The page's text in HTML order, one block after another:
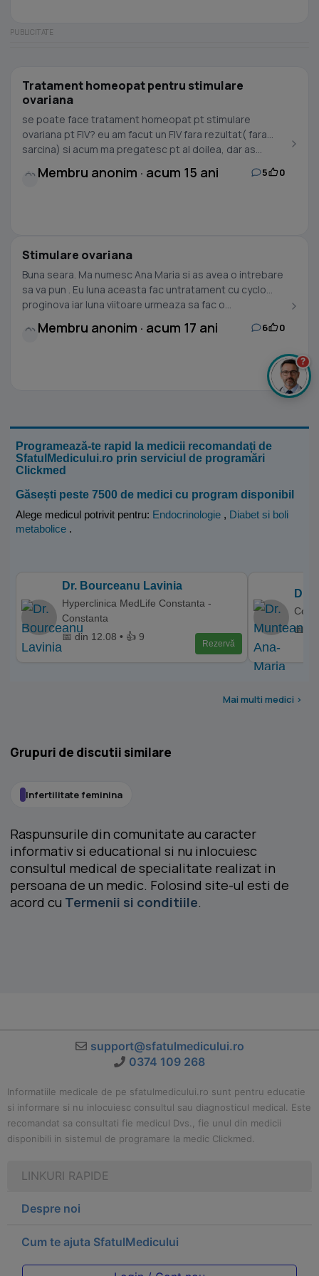
Tratament homeopat pentru stimulare
ovariana
se poate face tratament homeopat pt stimulare
ovariana pt FIV? eu am facut un FIV fara rezultat( fara
sarcina) si acum ma pregatesc pt al doilea, dar as...
Membru anonim · acum 15 ani 5 0
Stimulare ovariana
Buna seara. Ma numesc Ana Maria si as avea o intrebare
sa va pun . Eu luna aceasta fac untratament cu cyclo
proginova iar luna viitoare urmeaza sa fac o...
Membru anonim · acum 17 ani 6 0
Programează-te rapid la medicii recomandați de
SfatulMedicului.ro prin serviciul de programări
Clickmed
Găsești peste 7500 de medici cu program disponibil
Alege medicul potrivit pentru: Endocrinologie , Diabet si boli
metabolice .
Dr. Bourceanu Lavinia
Hyperclinica MedLife Constanta -
Constanta
📅 din 12.08 • 👍 9
Rezervă
Dr.
📅
Mai multi medici >
Grupuri de discutii similare
Infertilitate feminina
Raspunsurile din comunitate au caracter
informativ si educational si nu inlocuiesc
consultul medical de specialitate realizat in
persoana de un medic. Folosind site-ul esti de
acord cu Termenii si conditiile.
support@sfatulmedicului.ro
0374 109 268
Informatiile medicale de pe sfatulmedicului.ro sunt pentru educatie
si informare si nu inlocuiesc consultul sau diagnosticul medical. Este
recomandat sa consultati fie medicul Dvs., fie unul din medicii
disponibili in sistemul de programare la medic Clickmed.
LINKURI RAPIDE
Despre noi
Cum te ajuta SfatulMedicului
?